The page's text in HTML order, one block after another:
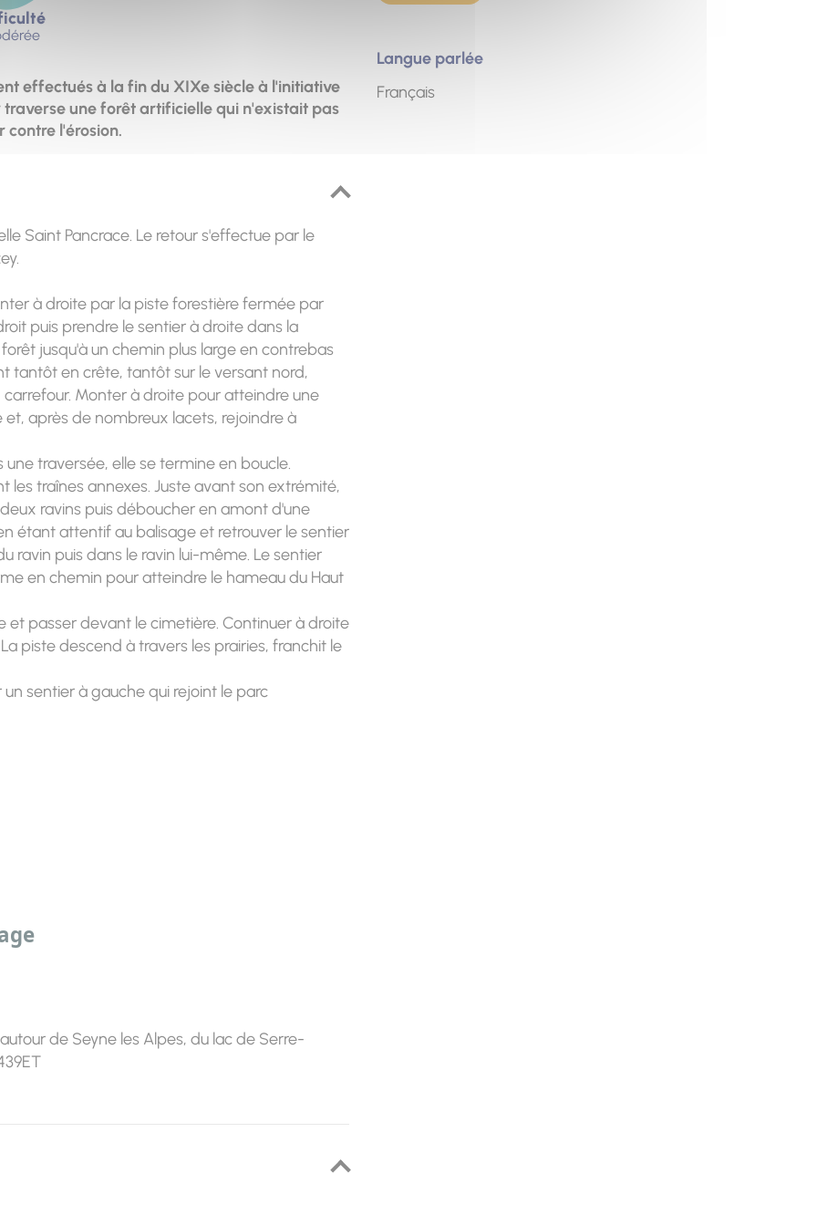
effectués à la fin du XIXe siècle à l'initiative
une forêt artificielle qui n'existait pas
contre l'érosion.
Saint Pancrace. Le retour s'effectue par le
à droite par la piste forestière fermée par
puis prendre le sentier à droite dans la
jusqu'à un chemin plus large en contrebas
tantôt en crête, tantôt sur le versant nord,
Monter à droite pour atteindre une
après de nombreux lacets, rejoindre à
traversée, elle se termine en boucle.
traînes annexes. Juste avant son extrémité,
ravins puis déboucher en amont d'une
étant attentif au balisage et retrouver le sentier
ravin puis dans le ravin lui-même. Le sentier
en chemin pour atteindre le hameau du Haut
et passer devant le cimetière. Continuer à droite
piste descend à travers les prairies, franchit le
sentier à gauche qui rejoint le parc
de Seyne les Alpes, du lac de Serre-
Langue parlée
Français